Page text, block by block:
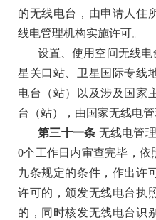
的无线电台，由申请人住
线电管理机构实施许可。
设置、使用空间无线
星关口站、卫星国际专线
电台（站）以及涉及国家
台（站），由国家无线电管
第三十一条 无线电管
0个工作日内审查完毕，
九条规定的条件，作出许
许可的，颁发无线电台执
的，同时核发无线电台识